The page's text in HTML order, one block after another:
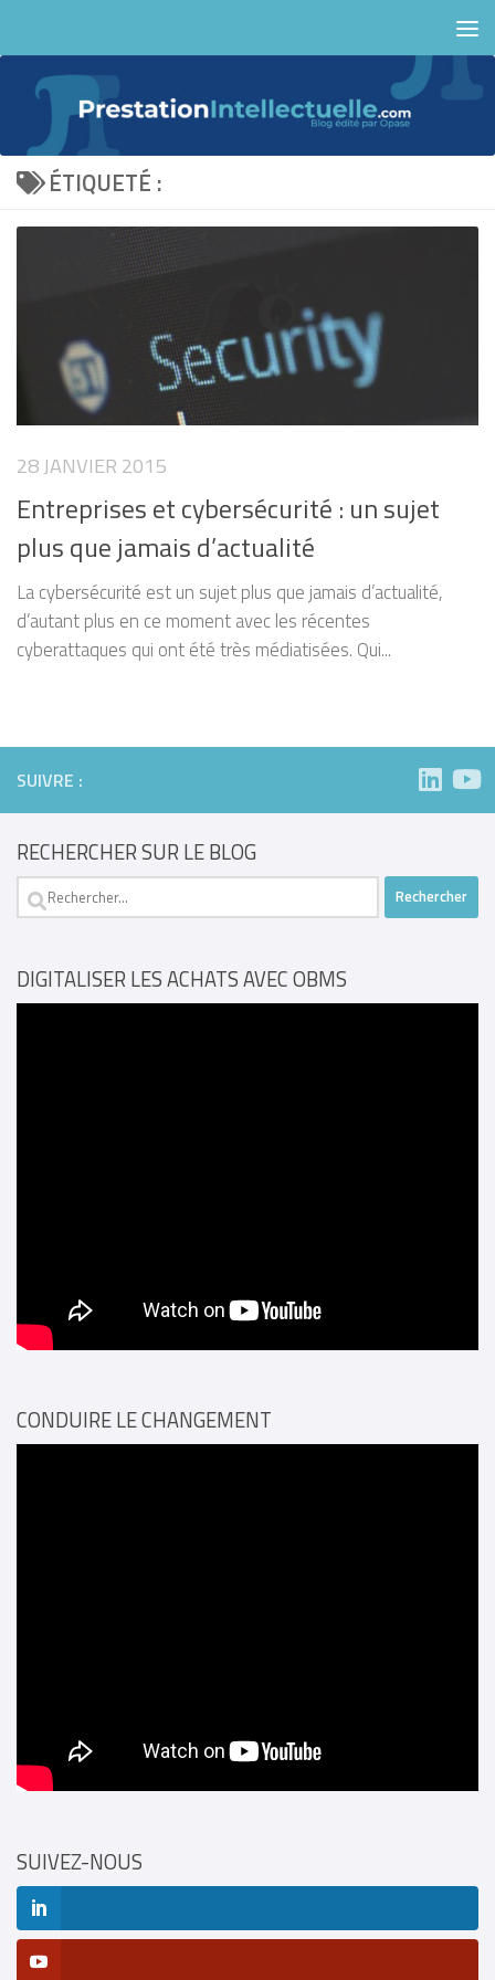
ÉTIQUETÉ :
28 JANVIER 2015
Entreprises et cybersécurité : un sujet
plus que jamais d’actualité
La cybersécurité est un sujet plus que jamais d’actualité,
d’autant plus en ce moment avec les récentes
cyberattaques qui ont été très médiatisées. Qui...
SUIVRE :
RECHERCHER SUR LE BLOG
Rechercher :
DIGITALISER LES ACHATS AVEC OBMS
CONDUIRE LE CHANGEMENT
SUIVEZ-NOUS